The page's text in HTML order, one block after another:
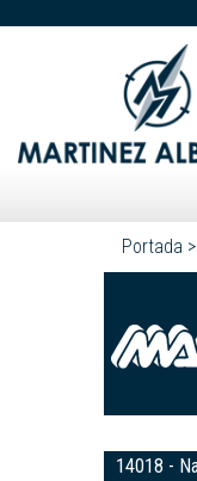
Portada >
14018 -